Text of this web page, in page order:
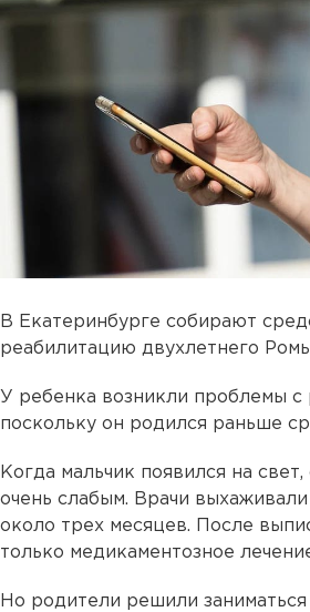
В Екатеринбурге собирают
реабилитацию двухлетнего
У ребенка возникли проблемы с
поскольку он родился раньше
Когда мальчик появился на
очень слабым. Врачи
около трех месяцев. После
только медикаментозное
Но родители решили